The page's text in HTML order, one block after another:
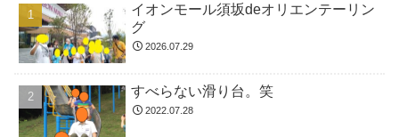
イオンモール須坂deオリエンテーリン
グ
2026.07.29
すべらない滑り台。笑
2022.07.28